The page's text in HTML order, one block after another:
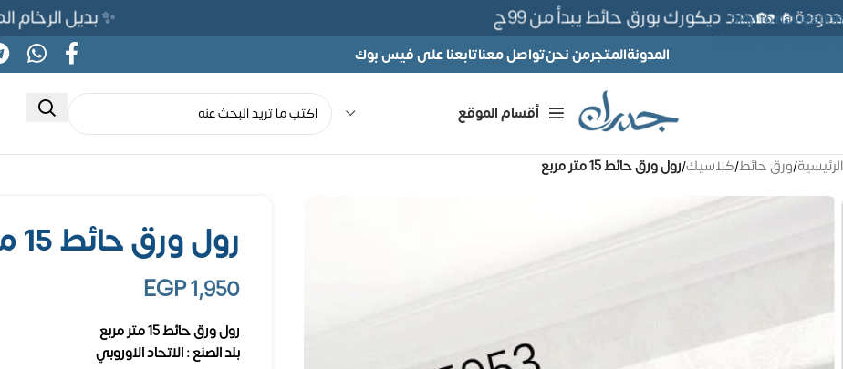
Skip to navigation
Skip to main content
✨ بديل الرخام المرن 565ج بدلًا من 690ج لفترة محدوده 🏡جدد ديكورك بورق حائط يبدأ من 99ج
المدونةالمتجرمن نحنتواصل معناتابعنا على فيس بوك
أقسام الموقع
الرئيسية/ورق حائط/كلاسيك/رول ورق حائط 15 متر مربع
رول ورق حائط 15 متر مربع
EGP1,950
رول ورق حائط 15 متر مربع
بلد الصنع : الاتحاد الاوروبي